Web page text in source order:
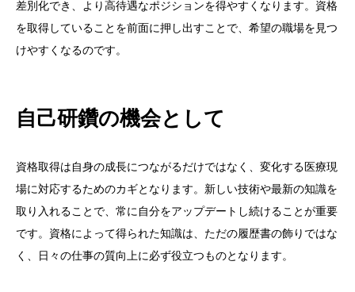
差別化でき、より高待遇なポジションを得やすくなります。資格
を取得していることを前面に押し出すことで、希望の職場を見つ
けやすくなるのです。
自己研鑽の機会として
資格取得は自身の成長につながるだけではなく、変化する医療現
場に対応するためのカギとなります。新しい技術や最新の知識を
取り入れることで、常に自分をアップデートし続けることが重要
です。資格によって得られた知識は、ただの履歴書の飾りではな
く、日々の仕事の質向上に必ず役立つものとなります。